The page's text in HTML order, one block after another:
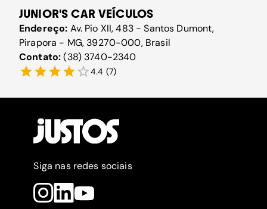
JUNIOR'S CAR VEÍCULOS
Endereço: Av. Pio XII, 483 - Santos Dumont,
Pirapora - MG, 39270-000, Brasil
Contato:(38) 3740-2340
4.4 (7)
Siga nas redes sociais